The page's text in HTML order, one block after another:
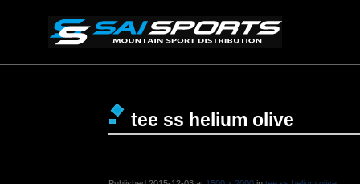
tee ss helium olive